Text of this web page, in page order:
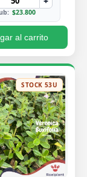
$23.800
al carrito
STOCK 53U